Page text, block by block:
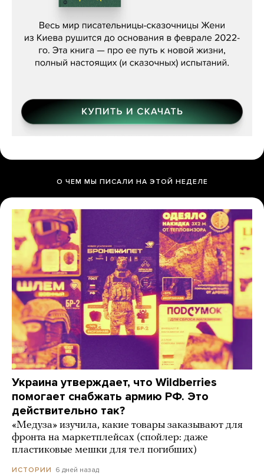
Женя Бережная, «(Не) о войне»
О ЧЕМ МЫ ПИСАЛИ НА ЭТОЙ НЕДЕЛЕ
Украина утверждает, что Wildberries
помогает снабжать армию РФ. Это
действительно так?
«Медуза» изучила, какие товары заказывают для
фронта на маркетплейсах (спойлер: даже
пластиковые мешки для тел погибших)
ИСТОРИИ 6 дней назад